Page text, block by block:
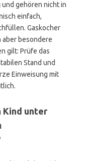
gehören nicht in
einfach,
Gaskocher
aber besondere
gilt: Prüfe das
Stand und
Einweisung mit
Kind unter